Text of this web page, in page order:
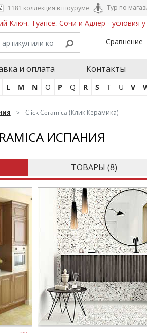
1181 коллекция в шоуруме Тур по
Ключ, Туапсе, Сочи и Адлер - условия
Сравнение
и оплата Контакты
L M N O P Q R S T U V
Click Ceramica (Клик Керамика)
ИСПАНИЯ
ТОВАРЫ (8)